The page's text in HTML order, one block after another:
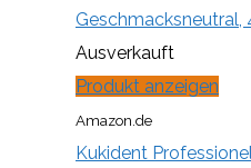
Geschmacksneutral,
Ausverkauft
Produkt anzeigen
Amazon.de
Kukident